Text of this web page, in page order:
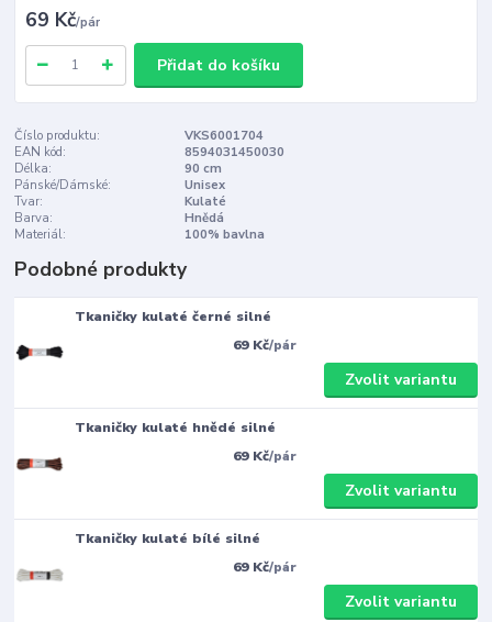
69 Kč/pár
Přidat do košíku
Číslo produktu:
VKS6001704
EAN kód:
8594031450030
Délka:
90 cm
Pánské/Dámské:
Unisex
Tvar:
Kulaté
Barva:
Hnědá
Materiál:
100% bavlna
Podobné produkty
Tkaničky kulaté černé silné
69 Kč/pár
Zvolit variantu
Tkaničky kulaté hnědé silné
69 Kč/pár
Zvolit variantu
Tkaničky kulaté bílé silné
69 Kč/pár
Zvolit variantu